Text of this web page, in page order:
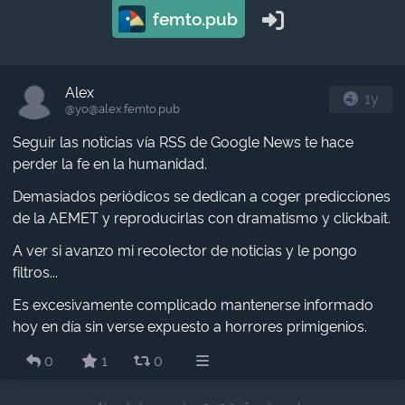
femto.pub
Alex
@yo​@alex.femto.pub
1y
Seguir las noticias vía RSS de Google News te hace
perder la fe en la humanidad.
Demasiados periódicos se dedican a coger predicciones
de la AEMET y reproducirlas con dramatismo y clickbait.
A ver si avanzo mi recolector de noticias y le pongo
filtros...
Es excesivamente complicado mantenerse informado
hoy en día sin verse expuesto a horrores primigenios.
0
1 0